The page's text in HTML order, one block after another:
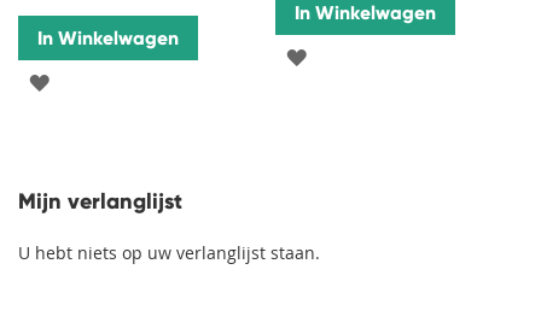
In Winkelwagen
VOEG
VERLANGLIJST
In Winkelwagen
VOEG
Mijn verlanglijst
U hebt niets op uw verlanglijst staan.